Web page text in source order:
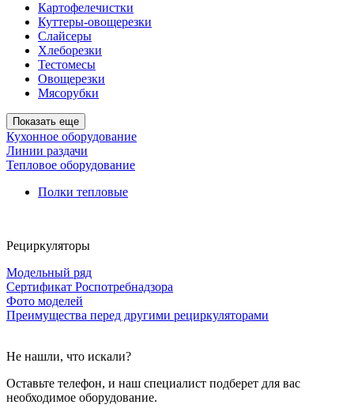
Картофелечистки
Куттеры-овощерезки
Слайсеры
Хлеборезки
Тестомесы
Овощерезки
Мясорубки
Показать еще
Кухонное оборудование
Линии раздачи
Тепловое оборудование
Полки тепловые
Рециркуляторы
Модельный ряд
Сертификат Роспотребнадзора
Фото моделей
Преимущества перед другими рециркуляторами
Не нашли, что искали?
Оставьте телефон, и наш специалист подберет для вас
необходимое оборудование.